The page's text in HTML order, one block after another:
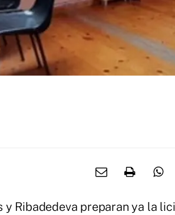
y Ribadedeva preparan ya la